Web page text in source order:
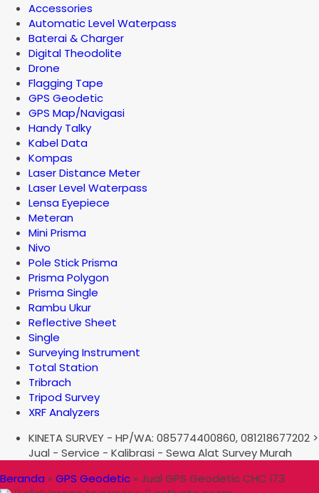
Accessories
Automatic Level Waterpass
Baterai & Charger
Digital Theodolite
Drone
Flagging Tape
GPS Geodetic
GPS Map/Navigasi
Handy Talky
Kabel Data
Kompas
Laser Distance Meter
Laser Level Waterpass
Lensa Eyepiece
Meteran
Mini Prisma
Nivo
Pole Stick Prisma
Prisma Polygon
Prisma Single
Rambu Ukur
Reflective Sheet
Single
Surveying Instrument
Total Station
Tribrach
Tripod Survey
XRF Analyzers
KINETA SURVEY - HP/WA: 085774400860, 081218677202 >
Jual - Service - Kalibrasi - Sewa Alat Survey Murah
Beranda » GPS Geodetic » Jual GPS Geodetic CHC i73